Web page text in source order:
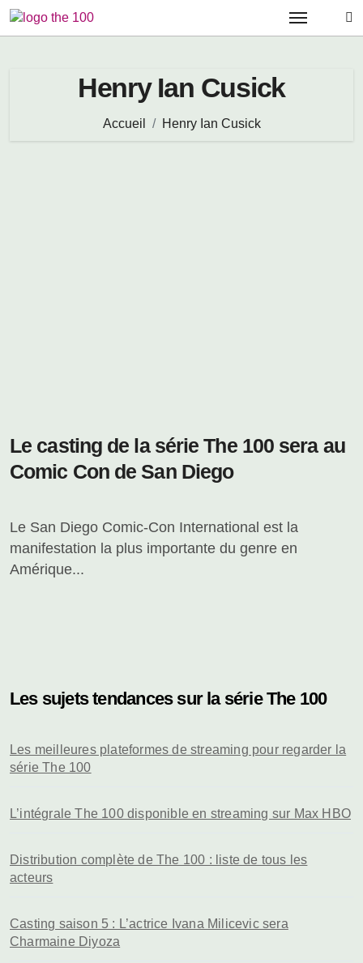
Passer
au
Henry Ian Cusick
Accueil Henry Ian Cusick
Le casting de la série The 100 sera au
Comic Con de San Diego
Le San Diego Comic-Con International est la
manifestation la plus importante du genre en
Amérique...
Les sujets tendances sur la série The 100
Les meilleures plateformes de streaming pour regarder la
série The 100
L’intégrale The 100 disponible en streaming sur Max HBO
Distribution complète de The 100 : liste de tous les
acteurs
Casting saison 5 : L’actrice Ivana Milicevic sera
Charmaine Diyoza